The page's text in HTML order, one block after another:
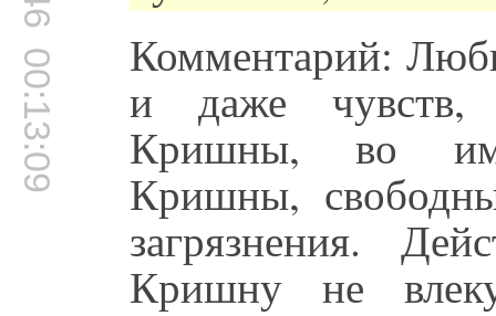
00:13:09 Комментарий:
и даже чувств,
Кришны, во имя
Кришны,
загрязнения.
Кришну не